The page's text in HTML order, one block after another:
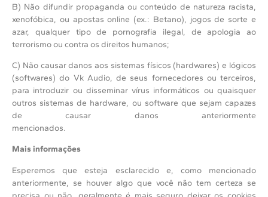
B) Não difundir propaganda ou conteúdo de natureza racista,
xenofóbica, ou apostas online (ex.: Betano), jogos de sorte e
azar, qualquer tipo de pornografia ilegal, de apologia ao
terrorismo ou contra os direitos humanos;
C) Não causar danos aos sistemas físicos (hardwares) e lógicos
(softwares) do Vk Audio, de seus fornecedores ou terceiros,
para introduzir ou disseminar vírus informáticos ou quaisquer
outros sistemas de hardware, ou software que sejam capazes
de causar danos anteriormente
mencionados.
Mais informações
Esperemos que esteja esclarecido e, como mencionado
anteriormente, se houver algo que você não tem certeza se